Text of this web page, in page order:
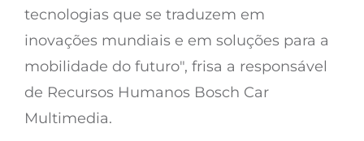
tecnologias que se traduzem em
inovações mundiais e em soluções para a
mobilidade do futuro", frisa a responsável
de Recursos Humanos Bosch Car
Multimedia.